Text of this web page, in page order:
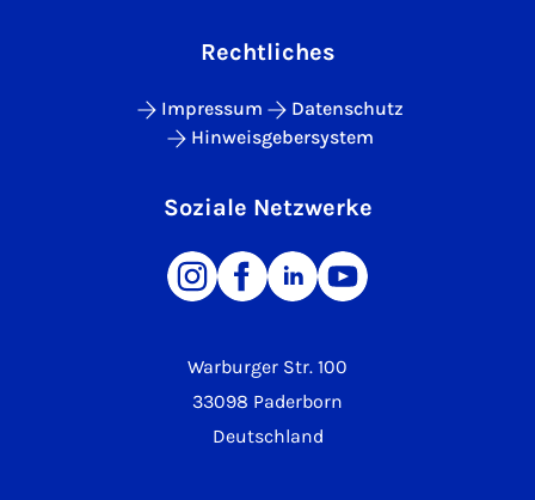
Warburger Str. 100
33098 Paderborn
Deutschland
Rechtliches
Impressum
Datenschutz
Hinweisgebersystem
Soziale Netzwerke